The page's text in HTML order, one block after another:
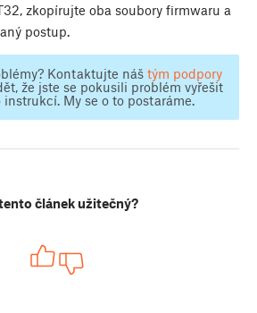
zkopírujte oba soubory firmwaru a
postup.
Kontaktujte náš tým podpory
že jste se pokusili problém vyřešit
My se o to postaráme.
článek užitečný?